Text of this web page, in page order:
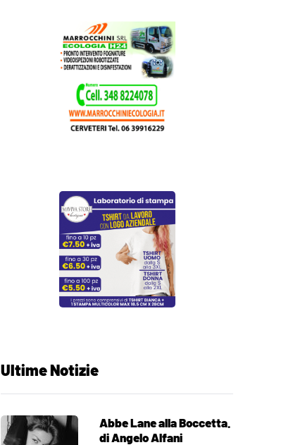
Ultime Notizie
Abbe Lane alla Boccetta.
di Angelo Alfani